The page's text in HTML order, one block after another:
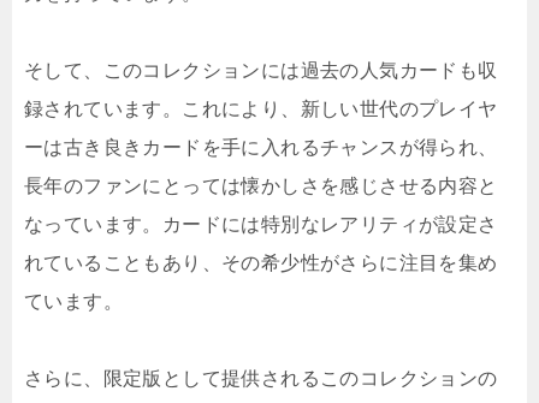
そして、このコレクションには過去の人気カードも収
録されています。これにより、新しい世代のプレイヤ
ーは古き良きカードを手に入れるチャンスが得られ、
長年のファンにとっては懐かしさを感じさせる内容と
なっています。カードには特別なレアリティが設定さ
れていることもあり、その希少性がさらに注目を集め
ています。
さらに、限定版として提供されるこのコレクションの